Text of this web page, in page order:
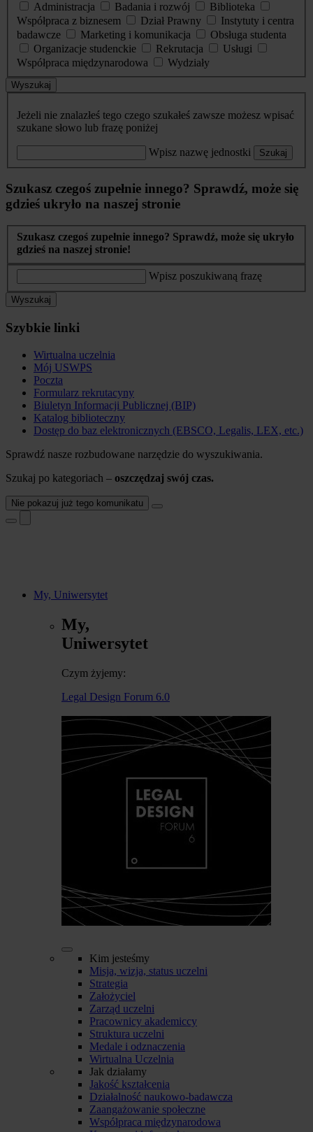
Administracja
Badania i rozwój
Biblioteka
Współpraca z biznesem
Dział Prawny
Instytuty i centra
badawcze
Marketing i komunikacja
Obsługa studenta
Organizacje studenckie
Rekrutacja
Usługi
Współpraca międzynarodowa
Wydziały
Wyszukaj
Jeżeli nie znalazłeś tego czego szukałeś zawsze możesz wpisać
szukane słowo lub frazę poniżej
Wpisz nazwę jednostki Szukaj
Szukasz czegoś zupełnie innego? Sprawdź, może się
gdzieś ukryło na naszej stronie
Szukasz czegoś zupełnie innego? Sprawdź, może się ukryło
gdzieś na naszej stronie!
Wpisz poszukiwaną frazę
Wyszukaj
Szybkie linki
Wirtualna uczelnia
Mój USWPS
Poczta
Formularz rekrutacyny
Biuletyn Informacji Publicznej (BIP)
Katalog biblioteczny
Dostęp do baz elektronicznych (EBSCO, Legalis, LEX, etc.)
Sprawdź nasze rozbudowane narzędzie do wyszukiwania.
Szukaj po kategoriach – oszczędzaj swój czas.
Nie pokazuj już tego komunikatu
My, Uniwersytet
My,
Uniwersytet
Czym żyjemy:
Legal Design Forum 6.0
Kim jesteśmy
Misja, wizja, status uczelni
Strategia
Założyciel
Zarząd uczelni
Pracownicy akademiccy
Struktura uczelni
Medale i odznaczenia
Wirtualna Uczelnia
Jak działamy
Jakość kształcenia
Działalność naukowo-badawcza
Zaangażowanie społeczne
Współpraca międzynarodowa